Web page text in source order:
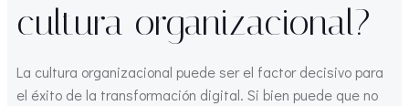
cultura organizacional?
La cultura organizacional puede ser el factor decisivo para
el éxito de la transformación digital. Si bien puede que no